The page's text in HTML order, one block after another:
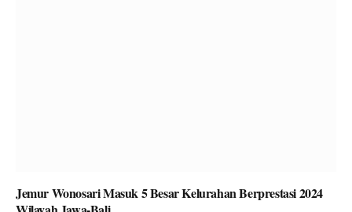
Jemur Wonosari Masuk 5 Besar Kelurahan Berprestasi 2024